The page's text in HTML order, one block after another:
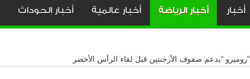
أخبار أخبار الرياضة أخبار عالمية أخبار الحوداث
“روميرو “يدعم صفوف الأرجنتين قبل لقاء الرأس الأخضر